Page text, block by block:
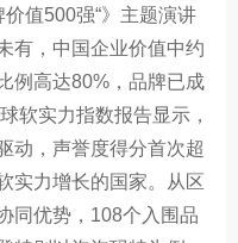
值500强“》主题演讲
有，中国企业价值中约
例高达80%，品牌已成
软实力指数报告显示，
动，声誉度得分首次超
实力增长的国家。从区
同优势，108个入围品